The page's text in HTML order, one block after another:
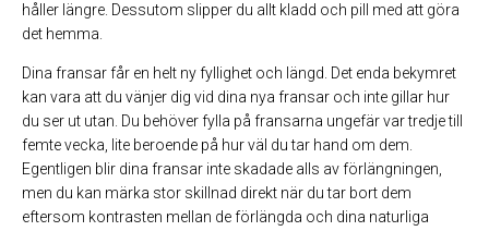
håller längre. Dessutom slipper du allt kladd och pill med att göra
det hemma.
Dina fransar får en helt ny fyllighet och längd. Det enda bekymret
kan vara att du vänjer dig vid dina nya fransar och inte gillar hur
du ser ut utan. Du behöver fylla på fransarna ungefär var tredje till
femte vecka, lite beroende på hur väl du tar hand om dem.
Egentligen blir dina fransar inte skadade alls av förlängningen,
men du kan märka stor skillnad direkt när du tar bort dem
eftersom kontrasten mellan de förlängda och dina naturliga